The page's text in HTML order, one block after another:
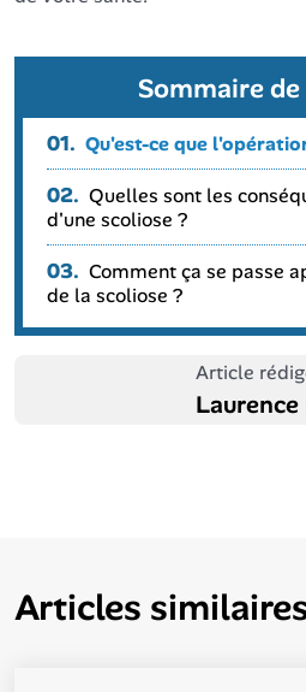
Sommaire
01. Qu'est-ce que
02. Quelles sont les
d'une scoliose ?
03. Comment ça se passe
de la scoliose ?
Article
Articles